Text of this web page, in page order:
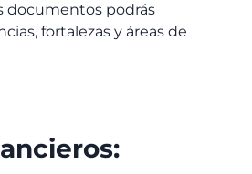
documentos podrás
fortalezas y áreas de